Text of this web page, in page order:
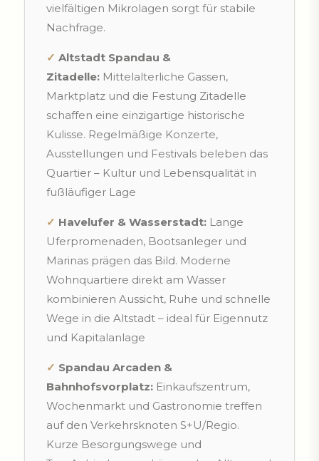
vielfältigen Mikrolagen sorgt für stabile
Nachfrage.
✓ Altstadt Spandau &
Zitadelle: Mittelalterliche Gassen,
Marktplatz und die Festung Zitadelle
schaffen eine einzigartige historische
Kulisse. Regelmäßige Konzerte,
Ausstellungen und Festivals beleben das
Quartier – Kultur und Lebensqualität in
fußläufiger Lage
✓ Havelufer & Wasserstadt: Lange
Uferpromenaden, Bootsanleger und
Marinas prägen das Bild. Moderne
Wohnquartiere direkt am Wasser
kombinieren Aussicht, Ruhe und schnelle
Wege in die Altstadt – ideal für Eigennutz
und Kapitalanlage
✓ Spandau Arcaden &
Bahnhofsvorplatz: Einkaufszentrum,
Wochenmarkt und Gastronomie treffen
auf den Verkehrsknoten S+U/Regio.
Kurze Besorgungswege und